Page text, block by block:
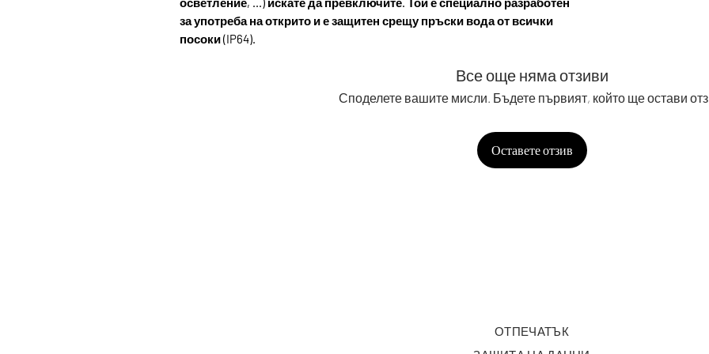
за употреба на открито и е защитен срещу пръски вода от всички
посоки (IP64).
Все още няма отзиви
Споделете вашите мисли. Бъдете първият, който ще остави
Оставете отзив
ОТПЕЧАТЪК